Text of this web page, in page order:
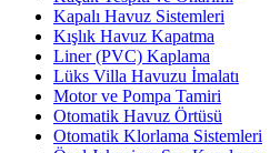
Kapalı Havuz Sistemleri
Kışlık Havuz Kapatma
Liner (PVC) Kaplama
Lüks Villa Havuzu İmalatı
Motor ve Pompa Tamiri
Otomatik Havuz Örtüsü
Otomatik Klorlama Sistemleri